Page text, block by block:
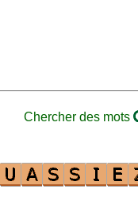
Chercher des mots